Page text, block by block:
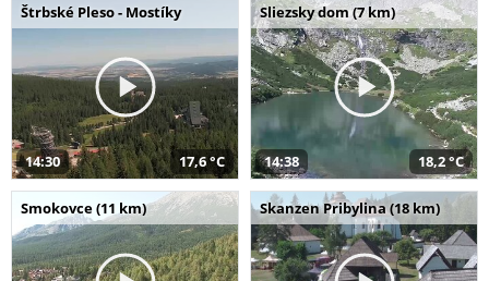
Štrbské Pleso - Mostíky
14:30 17,6 °C
Sliezsky dom (7 km)
14:38 18,2 °C
Smokovce (11 km) Skanzen Pribylina (18 km)